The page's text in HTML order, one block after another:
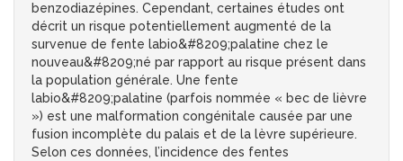
benzodiazépines. Cependant, certaines études ont
décrit un risque potentiellement augmenté de la
survenue de fente labio&#8209;palatine chez le
nouveau&#8209;né par rapport au risque présent dans
la population générale. Une fente
labio&#8209;palatine (parfois nommée « bec de lièvre
») est une malformation congénitale causée par une
fusion incomplète du palais et de la lèvre supérieure.
Selon ces données, l’incidence des fentes